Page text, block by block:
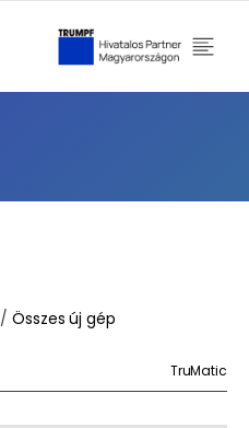
/Összes új gép
TruMatic